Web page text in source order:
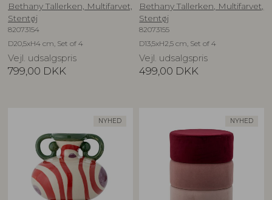
Bethany Tallerken, Multifarvet,
Stentøj
82073154
D20,5xH4 cm, Set of 4
Vejl. udsalgspris
799,00 DKK
Bethany Tallerken, Multifarvet,
Stentøj
82073155
D13,5xH2,5 cm, Set of 4
Vejl. udsalgspris
499,00 DKK
NYHED NYHED